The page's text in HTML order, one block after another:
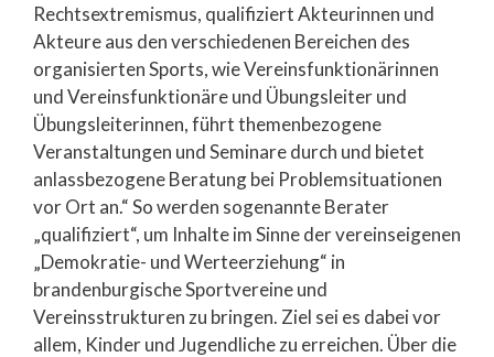
Rechtsextremismus, qualifiziert Akteurinnen und
Akteure aus den verschiedenen Bereichen des
organisierten Sports, wie Vereinsfunktionärinnen
und Vereinsfunktionäre und Übungsleiter und
Übungsleiterinnen, führt themenbezogene
Veranstaltungen und Seminare durch und bietet
anlassbezogene Beratung bei Problemsituationen
vor Ort an.“ So werden sogenannte Berater
„qualifiziert“, um Inhalte im Sinne der vereinseigenen
„Demokratie- und Werteerziehung“ in
brandenburgische Sportvereine und
Vereinsstrukturen zu bringen. Ziel sei es dabei vor
allem, Kinder und Jugendliche zu erreichen. Über die